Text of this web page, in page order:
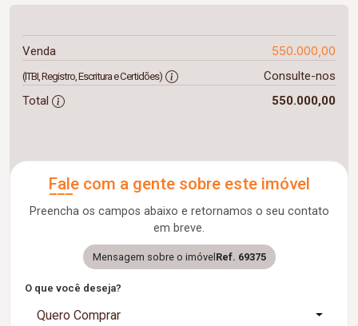
Venda 550.000,00
(ITBI, Registro, Escritura e Certidões)
Consulte-nos
Total
550.000,00
Fale com a gente sobre este imóvel
Preencha os campos abaixo e retornamos o seu contato
em breve.
Mensagem sobre o imóvelRef. 69375
O que você deseja?
Quero Comprar